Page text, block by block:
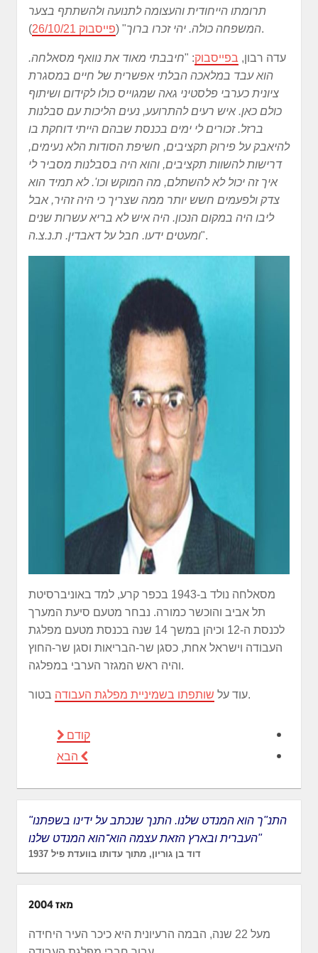
תרומתו הייחודית והעצומה לתנועה ולהשתתף בצער
המשפחה כולה. יהי זכרו ברוך" (פייסבוק 26/10/21 ).
עדה רבון, בפייסבוק: "חיבבתי מאוד את נוואף מסאלחה.
הוא עבד במלאכה הבלתי אפשרית של חיים במסגרת
ציונית כערבי פלסטיני גאה שמגוייס כולו לקידום ושיתוף
כולם כאן. איש רעים להתרועע, נעים הליכות עם סבלנות
ברזל. זכורים לי ימים בכנסת שבהם הייתי דוחקת בו
להיאבק על פירוק תקציבים, חשיפת הסודות הלא נעימים,
דרישות להשוות תקציבים, והוא היה בסבלנות מסביר לי
איך זה יכול לא להשתלם, מה המוקש וכו'. לא תמיד הוא
צדק ולפעמים חשש יותר ממה שצריך כי היה זהיר, אבל
ליבו היה במקום הנכון. היה איש לא בריא עשרות שנים
ומעטים ידעו. חבל על דאבדין. ת.נ.צ.ה".
מסאלחה נולד ב-1943 בכפר קרע, למד באוניברסיטת
תל אביב והוכשר כמורה. נבחר מטעם סיעת המערך
לכנסת ה-12 וכיהן במשך 14 שנה בכנסת מטעם מפלגת
העבודה וישראל אחת, כסגן שר-הבריאות וסגן שר-החוץ
והיה ראש המגזר הערבי במפלגה.
עוד על שותפתו בשמיניית מפלגת העבודה בטור.
קודם
הבא
"התנ"ך הוא המנדט שלנו. התנך שנכתב על ידינו בשפתנו
העברית ובארץ הזאת עצמה הוא־הוא המנדט שלנו"
דוד בן גוריון, מתוך עדותו בוועדת פיל 1937
מאז 2004
מעל 22 שנה, הבמה הרעיונית היא כיכר העיר היחידה